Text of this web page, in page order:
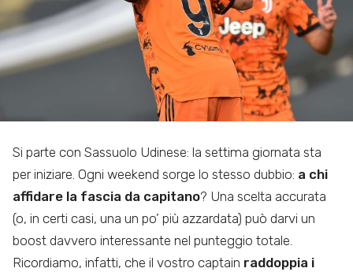
Si parte con Sassuolo Udinese: la settima giornata sta
per iniziare. Ogni weekend sorge lo stesso dubbio: a chi
affidare la fascia da capitano? Una scelta accurata
(o, in certi casi, una un po’ più azzardata) può darvi un
boost davvero interessante nel punteggio totale.
Ricordiamo, infatti, che il vostro captain raddoppia i